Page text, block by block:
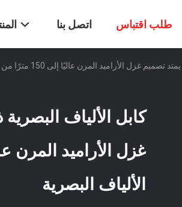
اتصل بنا طلب اقتباس
الألياف البصرية